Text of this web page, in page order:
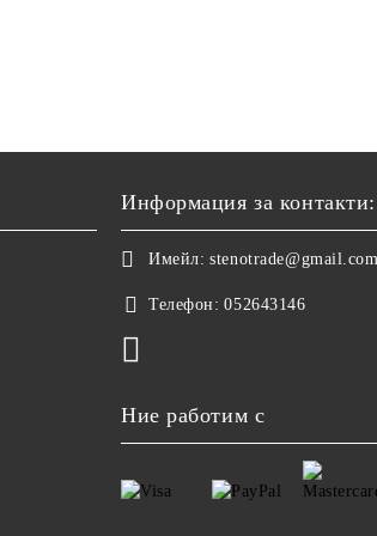
Информация за контакти:
Имейл:
Телефон: 052643146
Ние работим с